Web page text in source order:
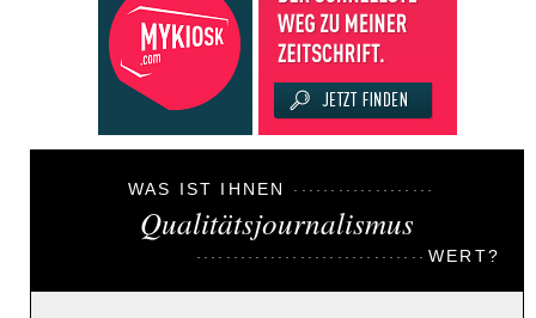
WAS IST IHNEN
Qualitätsjournalismus
WERT?